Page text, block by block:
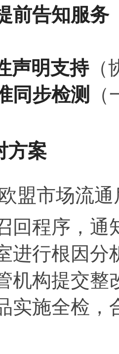
前告知服务
声明支持（
同步检测
方案
盟市场流
回程序，通
进行根因分
机构提交整
实施全检，